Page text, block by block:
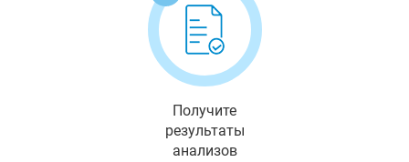
Получите
результаты
анализов